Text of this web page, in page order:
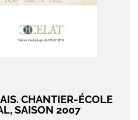
CHANTIER-ÉCOLE
SAISON 2007